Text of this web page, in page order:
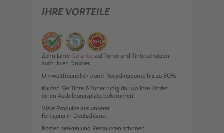
IHRE VORTEILE
Zehn Jahre Garantie auf Toner und Tinte schützen
auch Ihren Drucker.
Umweltfreundlich durch Recyclingquote bis zu 80%.
Kaufen Sie Tinte & Toner ruhig da, wo Ihre Kinder
einen Ausbildungsplatz bekommen!
Viele Produkte aus unserer
Fertigung in Deutschland.
Kosten senken und Ressourcen schonen.